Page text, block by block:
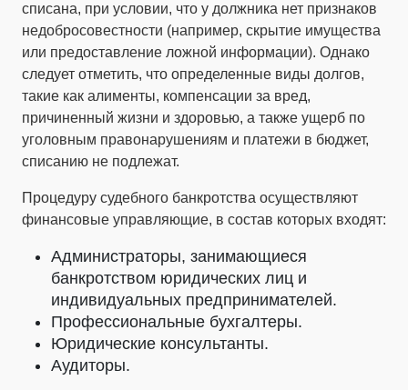
списана, при условии, что у должника нет признаков
недобросовестности (например, скрытие имущества
или предоставление ложной информации). Однако
следует отметить, что определенные виды долгов,
такие как алименты, компенсации за вред,
причиненный жизни и здоровью, а также ущерб по
уголовным правонарушениям и платежи в бюджет,
списанию не подлежат.
Процедуру судебного банкротства осуществляют
финансовые управляющие, в состав которых входят:
Администраторы, занимающиеся
банкротством юридических лиц и
индивидуальных предпринимателей.
Профессиональные бухгалтеры.
Юридические консультанты.
Аудиторы.